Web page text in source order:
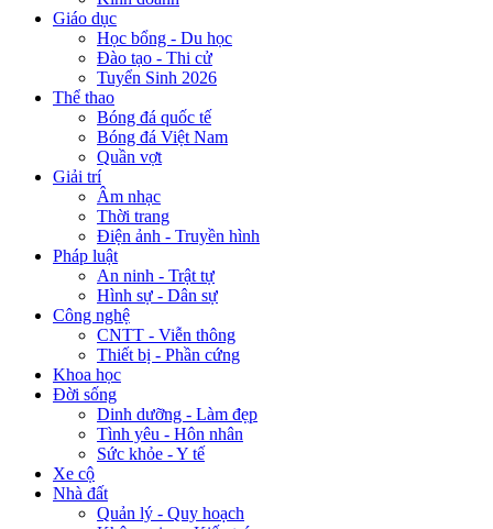
Giáo dục
Học bổng - Du học
Đào tạo - Thi cử
Tuyển Sinh 2026
Thể thao
Bóng đá quốc tế
Bóng đá Việt Nam
Quần vợt
Giải trí
Âm nhạc
Thời trang
Điện ảnh - Truyền hình
Pháp luật
An ninh - Trật tự
Hình sự - Dân sự
Công nghệ
CNTT - Viễn thông
Thiết bị - Phần cứng
Khoa học
Đời sống
Dinh dưỡng - Làm đẹp
Tình yêu - Hôn nhân
Sức khỏe - Y tế
Xe cộ
Nhà đất
Quản lý - Quy hoạch